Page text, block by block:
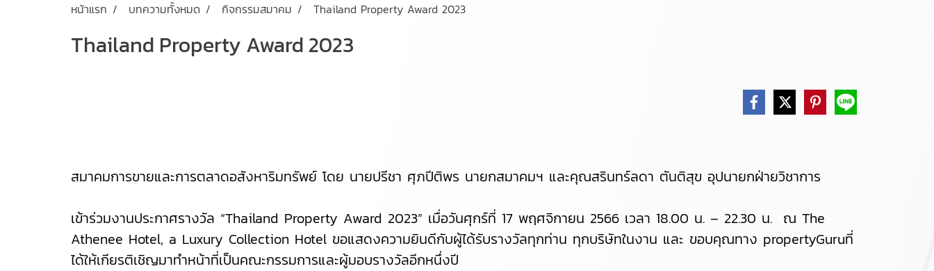
หน้าแรก บทความทั้งหมด กิจกรรมสมาคม Thailand Property Award 2023
Thailand Property Award 2023
สมาคมการขายและการตลาดอสังหาริมทรัพย์ โดย นายปรีชา ศุภปีติพร นายกสมาคมฯ และคุณสรินทร์ลดา ตันติสุข อุปนายกฝ่ายวิชาการ
เข้าร่วมงานประกาศรางวัล “Thailand Property Award 2023” เมื่อวันศุกร์ที่ 17 พฤศจิกายน 2566 เวลา 18.00 น. – 22.30 น. ณ The
Athenee Hotel, a Luxury Collection Hotel ขอแสดงความยินดีกับผู้ได้รับรางวัลทุกท่าน ทุกบริษัทในงาน และ ขอบคุณทาง propertyGuruที่
ได้ให้เกียรติเชิญมาทำหน้าที่เป็นคณะกรรมการและผู้มอบรางวัลอีกหนึ่งปี